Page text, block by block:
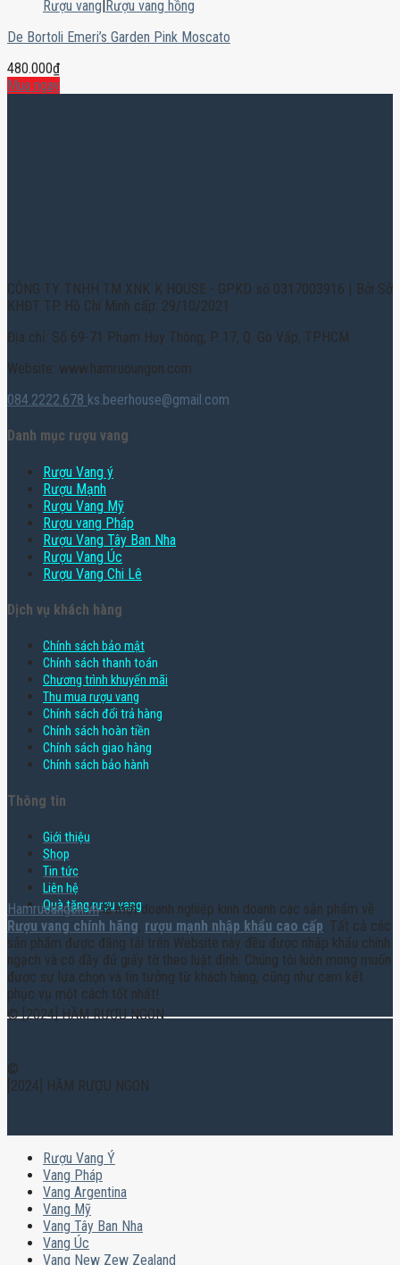
Rượu vang|Rượu vang hồng
De Bortoli Emeri’s Garden Pink Moscato
480.000₫
Mua ngay
CÔNG TY TNHH TM XNK K HOUSE - GPKD số 0317003916 | Bởi Sở
KHĐT TP. Hồ Chí Minh cấp: 29/10/2021
Địa chỉ: Số 69-71 Phạm Huy Thông, P. 17, Q. Gò Vấp, TPHCM
Website: www.hamruoungon.com
084.2222.678 ks.beerhouse@gmail.com
Danh mục rượu vang
Rượu Vang ý
Rượu Mạnh
Rượu Vang Mỹ
Rượu vang Pháp
Rượu Vang Tây Ban Nha
Rượu Vang Úc
Rượu Vang Chi Lê
Dịch vụ khách hàng
Chính sách bảo mật
Chính sách thanh toán
Chương trình khuyến mãi
Thu mua rượu vang
Chính sách đổi trả hàng
Chính sách hoàn tiền
Chính sách giao hàng
Chính sách bảo hành
Thông tin
Giới thiệu
Shop
Tin tức
Liên hệ
Quà tặng rượu vang
Hamruoungon.vnlà một doanh nghiệp kinh doanh các sản phẩm về
Rượu vang chính hãng, rượu mạnh nhập khẩu cao cấp. Tất cả các
sản phẩm được đăng tải trên Website này đều được nhập khẩu chính
ngạch và có đầy đủ giấy tờ theo luật định. Chúng tôi luôn mong muốn
được sự lựa chọn và tin tưởng từ khách hàng, cũng như cam kết
phục vụ một cách tốt nhất!
© [2024] HẦM RƯỢU NGON
©
[2024] HẦM RƯỢU NGON
Rượu Vang Ý
Vang Pháp
Vang Argentina
Vang Mỹ
Vang Tây Ban Nha
Vang Úc
Vang New Zew Zealand